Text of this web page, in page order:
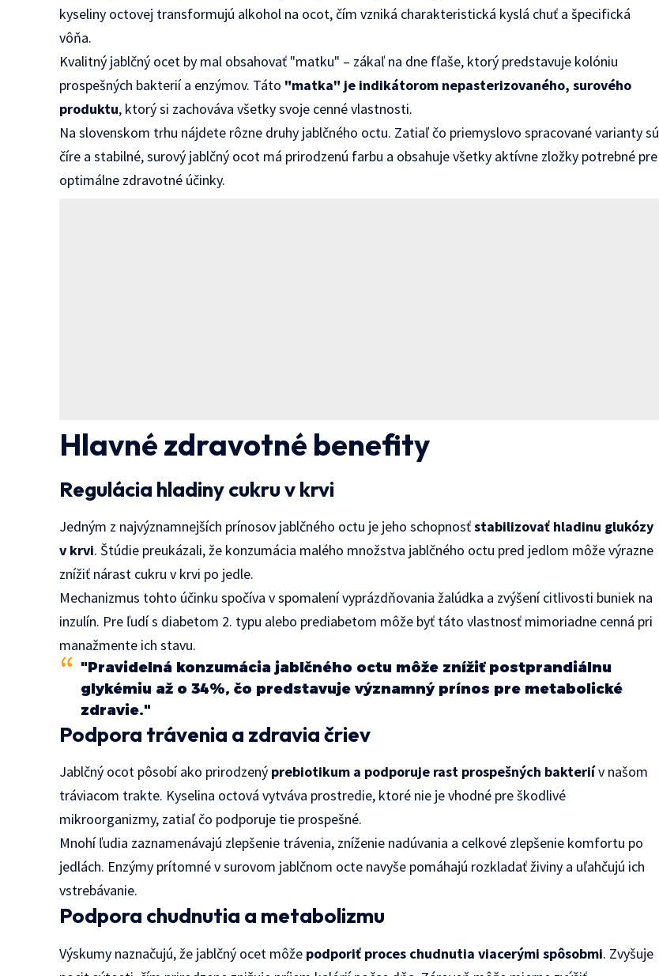
kyseliny octovej transformujú alkohol na ocot, čím vzniká charakteristická kyslá chuť a špecifická
vôňa.
Kvalitný jablčný ocet by mal obsahovať "matku" – zákaľ na dne fľaše, ktorý predstavuje kolóniu
prospešných bakterií a enzýmov. Táto "matka" je indikátorom nepasterizovaného, surového
produktu, ktorý si zachováva všetky svoje cenné vlastnosti.
Na slovenskom trhu nájdete rôzne druhy jablčného octu. Zatiaľ čo priemyslovo spracované varianty sú
číre a stabilné, surový jablčný ocot má prirodzenú farbu a obsahuje všetky aktívne zložky potrebné pre
optimálne zdravotné účinky.
Hlavné zdravotné benefity
Regulácia hladiny cukru v krvi
Jedným z najvýznamnejších prínosov jablčného octu je jeho schopnosťstabilizovať hladinu glukózy
v krvi. Štúdie preukázali, že konzumácia malého množstva jablčného octu pred jedlom môže výrazne
znížiť nárast cukru v krvi po jedle.
Mechanizmus tohto účinku spočíva v spomalení vyprázdňovania žalúdka a zvýšení citlivosti buniek na
inzulín. Pre ľudí s diabetom 2. typu alebo prediabetom môže byť táto vlastnosť mimoriadne cenná pri
manažmente ich stavu.
"Pravidelná konzumácia jablčného octu môže znížiť postprandiálnu
glykémiu až o 34%, čo predstavuje významný prínos pre metabolické
zdravie."
Podpora trávenia a zdravia čriev
Jablčný ocot pôsobí ako prirodzený prebiotikum a podporuje rast prospešných bakteriív našom
tráviacom trakte. Kyselina octová vytváva prostredie, ktoré nie je vhodné pre škodlivé
mikroorganizmy, zatiaľ čo podporuje tie prospešné.
Mnohí ľudia zaznamenávajú zlepšenie trávenia, zníženie nadúvania a celkové zlepšenie komfortu po
jedlách. Enzýmy prítomné v surovom jablčnom octe navyše pomáhajú rozkladať živiny a uľahčujú ich
vstrebávanie.
Podpora chudnutia a metabolizmu
Výskumy naznačujú, že jablčný ocet môže podporiť proces chudnutia viacerými spôsobmi. Zvyšuje